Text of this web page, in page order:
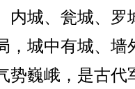
内城、瓮城、罗
，城中有城、墙
势巍峨，是古代